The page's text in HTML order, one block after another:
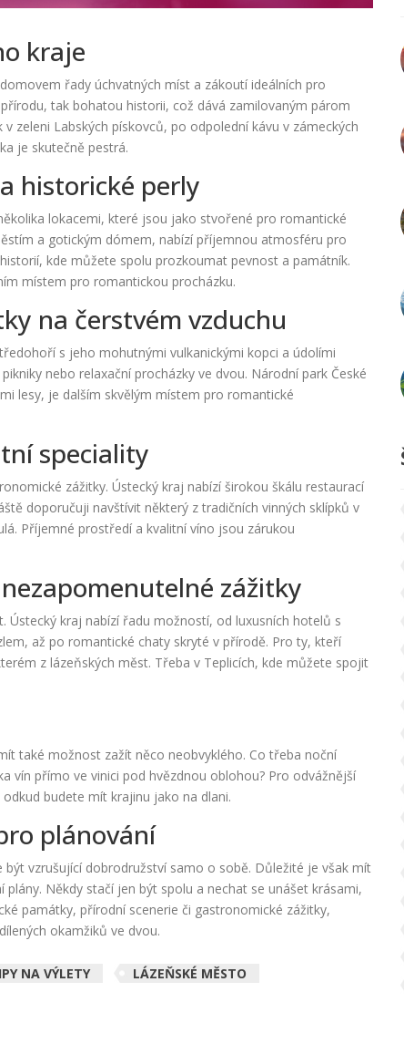
kraje
řady úchvatných míst a zákoutí ideálních pro
tak bohatou historii, což dává zamilovaným párom
zeleni Labských pískovců, po odpolední kávu v zámeckých
je skutečně pestrá.
historické perly
lokacemi, které jsou jako stvořené pro romantické
a gotickým dómem, nabízí příjemnou atmosféru pro
kde můžete spolu prozkoumat pevnost a památník.
místem pro romantickou procházku.
na čerstvém vzduchu
s jeho mohutnými vulkanickými kopci a údolími
nebo relaxační procházky ve dvou. Národní park České
lesy, je dalším skvělým místem pro romantické
speciality
zážitky. Ústecký kraj nabízí širokou škálu restaurací
doporučuji navštívit některý z tradičních vinných sklípků v
Příjemné prostředí a kvalitní víno jsou zárukou
zážitky
kraj nabízí řadu možností, od luxusních hotelů s
až po romantické chaty skryté v přírodě. Pro ty, kteří
z lázeňských měst. Třeba v Teplicích, kde můžete spojit
také možnost zažít něco neobvyklého. Co třeba noční
vín přímo ve vinici pod hvězdnou oblohou? Pro odvážnější
budete mít krajinu jako na dlani.
plánování
vzrušující dobrodružství samo o sobě. Důležité je však mít
Někdy stačí jen být spolu a nechat se unášet krásami,
památky, přírodní scenerie či gastronomické zážitky,
okamžiků ve dvou.
NA VÝLETY LÁZEŇSKÉ MĚSTO